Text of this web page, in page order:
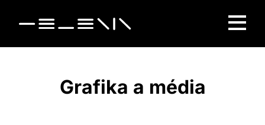
Grafika a média